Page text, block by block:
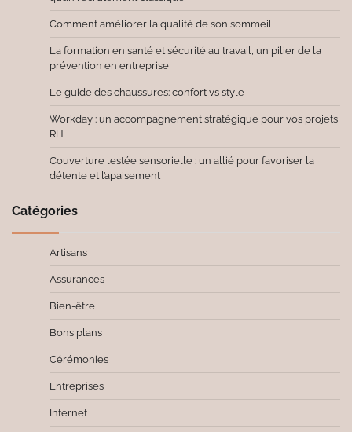
Comment améliorer la qualité de son sommeil
La formation en santé et sécurité au travail, un pilier de la
prévention en entreprise
Le guide des chaussures: confort vs style
Workday : un accompagnement stratégique pour vos projets
RH
Couverture lestée sensorielle : un allié pour favoriser la
détente et l’apaisement
Catégories
Artisans
Assurances
Bien-être
Bons plans
Cérémonies
Entreprises
Internet